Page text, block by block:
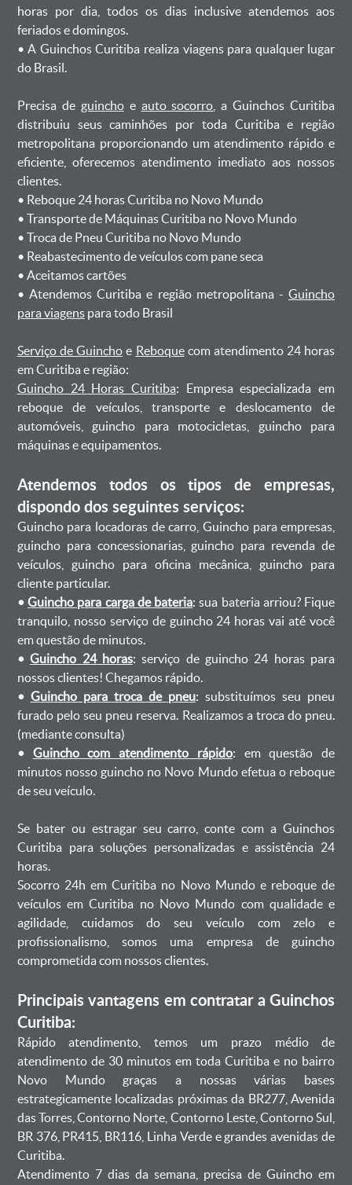
horas por dia, todos os dias inclusive atendemos aos
feriados e domingos.
ㅤㅤ• A Guinchos Curitiba realiza viagens para qualquer lugar
do Brasil.
Precisa de guinchoe auto socorro , a Guinchos Curitiba
distribuiu seus caminhões por toda Curitiba e região
metropolitana proporcionando um atendimento rápido e
eficiente, oferecemos atendimento imediato aos nossos
clientes.
ㅤㅤ• Reboque 24 horas Curitiba no Novo Mundo
ㅤㅤ• Transporte de Máquinas Curitiba no Novo Mundo
ㅤㅤ• Troca de Pneu Curitiba no Novo Mundo
ㅤㅤ• Reabastecimento de veículos com pane seca
ㅤㅤ• Aceitamos cartões
ㅤㅤ• Atendemos Curitiba e região metropolitana -Guincho
para viagenspara todo Brasil
Serviço de Guincho e Reboquecom atendimento 24 horas
em Curitiba e região:
Guincho 24 Horas Curitiba: Empresa especializada em
reboque de veículos, transporte e deslocamento de
automóveis, guincho para motocicletas, guincho para
máquinas e equipamentos.
Atendemos todos os tipos de empresas,
dispondo dos seguintes serviços:
Guincho para locadoras de carro, Guincho para empresas,
guincho para concessionarias, guincho para revenda de
veículos, guincho para oficina mecânica, guincho para
cliente particular.
•Guincho para carga de bateria: sua bateria arriou? Fique
tranquilo, nosso serviço de guincho 24 horas vai até você
em questão de minutos.
•Guincho 24 horas: serviço de guincho 24 horas para
nossos clientes! Chegamos rápido.
• Guincho para troca de pneu: substituímos seu pneu
furado pelo seu pneu reserva. Realizamos a troca do pneu.
(mediante consulta)
• Guincho com atendimento rápido: em questão de
minutos nosso guincho no Novo Mundo efetua o reboque
de seu veículo.
Se bater ou estragar seu carro, conte com a Guinchos
Curitiba para soluções personalizadas e assistência 24
horas.
Socorro 24h em Curitiba no Novo Mundo e reboque de
veículos em Curitiba no Novo Mundo com qualidade e
agilidade, cuidamos do seu veículo com zelo e
profissionalismo, somos uma empresa de guincho
comprometida com nossos clientes.
Principais vantagens em contratar a Guinchos
Curitiba:
Rápido atendimento, temos um prazo médio de
atendimento de 30 minutos em toda Curitiba e no bairro
Novo Mundo graças a nossas várias bases
estrategicamente localizadas próximas da BR277, Avenida
das Torres, Contorno Norte, Contorno Leste, Contorno Sul,
BR 376, PR415, BR116, Linha Verde e grandes avenidas de
Curitiba.
Atendimento 7 dias da semana, precisa de Guincho em